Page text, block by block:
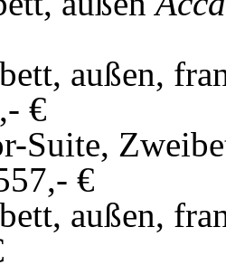
außen,
€
Suite,
€
außen,